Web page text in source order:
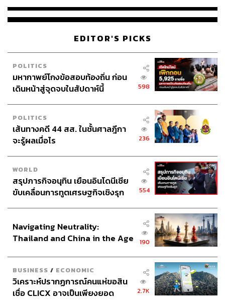
ฉันคิดว่าสิ่งหนึ่งที่หลายๆ คนรอชม คือภาค 3 กับ อแมนดา
ส่วนเรื่องอื่นนอกจากการป้องกันแชมป์แล้ว ฉันอยากมีโอกาส
ข้ามรุ่นไปสู้ในรุ่นอื่นด้วยค่ะ
เคล็ดลับอะไรที่ทำให้คุณแข็งแกร่งสุดๆ คุณดูจะแพ้ไม่
เป็นเลย
มนุษย์เอาไว้ เราต้องรู้ว่าอะไรคือสิ่งที่ถูก และรู้ว่าอะไรคือสิ่ง
ที่หลอกลวง เพราะเวลาที่คุณอยู่บนจุดสูงสุด สิ่งที่คุณจะเจ
อบ่อยๆ คือคนรอบข้างบอกว่า “เธอเก่งมากเลย เธอเป็นแบบ
นั้น เธอเป็นแบบนี้” พอคุณเริ่มไปเชื่อคำพูดพวกนั้น สำหรับฉัน
นะ ฉันคิดว่ามันเป็นหนทางที่จะทำให้คุณเริ่มถอยหลังลง
คลองอย่างช้าๆ แต่ถ้าคุณรับคำชื่นชมพวกนั้นเอาไว้ แต่ใน
เวลาเดียวกันคือคุณตระหนักว่าคุณต้องทำงานหนักมากกว่า
จะมาถึงจุดนี้ คุณพยายามทำงานหนักต่อไป รักษาความ
กระหายเอาไว้ ติดดินเข้าไว้
เคล็ดลับของฉันก็คือการรักษาความเป็นมนุษย์เอาไว้ค่ะ พวก
เราทุกคนเหมือนกัน เราทุกคนเป็นมนุษย์เหมือนกัน เรามี
EDITOR'S PICKS
POLITICS
มหากาพย์โกงข้อสอบท้องถิ่น ก่อน
เดินหน้าสู่จุดจบในสัปดาห์นี้
598
POLITICS
เส้นทางคดี 44 สส. ในชั้นศาลฎีกา
จะรู้ผลเมื่อไร
236
WORLD
สรุปภารกิจอนุทิน เยือนอินโดนีเซีย
ขับเคลื่อนการทูตเศรษฐกิจเชิงรุก
554
Navigating Neutrality:
Thailand and China in the Age
190
BUSINESS / ECONOMIC
วิเคราะห์ปรากฏการณ์คนแห่ขอสิน
เชื่อ CLICX อาจเป็นเพียงยอด
2.7K